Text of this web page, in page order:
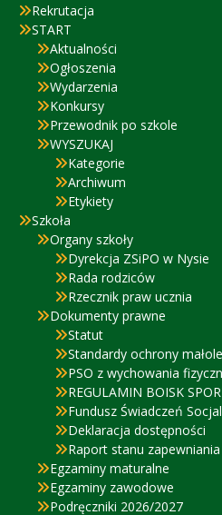
Rekrutacja
START
Aktualności
Ogłoszenia
Wydarzenia
Konkursy
Przewodnik po szkole
WYSZUKAJ
Kategorie
Archiwum
Etykiety
Szkoła
Organy szkoły
Dyrekcja ZSiPO w Nysie
Rada rodziców
Rzecznik praw ucznia
Dokumenty prawne
Statut
Standardy ochrony
PSO z wychowania
REGULAMIN BOISK
Fundusz Świadczeń
Deklaracja dostępności
Raport stanu
Egzaminy maturalne
Egzaminy zawodowe
Podręczniki 2026/2027